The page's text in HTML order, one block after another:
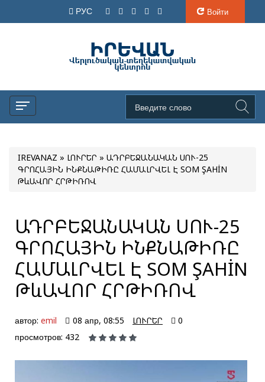
РУС Войти
IREVANAZ » ԼՈՒՐԵՐ » ԱԴՐԲԵՋԱՆԱԿԱՆ ՍՈՒ-25
ԳՐՈՀԱՅԻՆ ԻՆՔՆԱԹԻՌԸ ՀԱՄԱԼՐՎԵԼ Է SOM ŞAHİN
ԹևԱՎՈՐ ՀՐԹԻՌՈՎ
ԱԴՐԲԵՋԱՆԱԿԱՆ ՍՈՒ-25
ԳՐՈՀԱՅԻՆ ԻՆՔՆԱԹԻՌԸ
ՀԱՄԱԼՐՎԵԼ Է SOM ŞAHİN
ԹևԱՎՈՐ ՀՐԹԻՌՈՎ
автор: emil 08 апр, 08:55 ԼՈՒՐԵՐ
0
просмотров: 432